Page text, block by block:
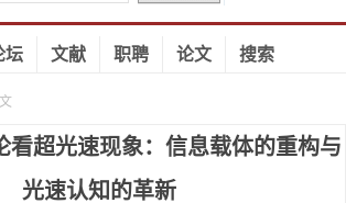
坛 文献 职聘 论文 搜索
看超光速现象：信息载体的重构与
光速认知的革新